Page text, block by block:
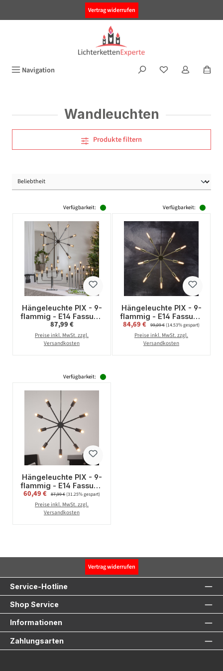
Vertrag widerrufen
Navigation
Wandleuchten
Produkte filtern
Verfügbarkeit:
Hängeleuchte PIX - 9-
flammig - E14 Fassung
- H: 56cm, L: 50cm -
silber
Regulärer Preis:
87,99 €
Preise inkl. MwSt. zzgl.
Versandkosten
Verfügbarkeit:
Hängeleuchte PIX - 9-
flammig - E14 Fassung
- H: 56cm, L: 50cm -
goldfarben
Verkaufspreis:
84,69 € Regulärer Preis:
99,09 €(14.53% gespart)
Preise inkl. MwSt. zzgl.
Versandkosten
Verfügbarkeit:
Hängeleuchte PIX - 9-
flammig - E14 Fassung
- H: 56cm, L: 50cm -
schwarz
Verkaufspreis:
60,49 € Regulärer Preis:
87,99 €(31.25% gespart)
Preise inkl. MwSt. zzgl.
Versandkosten
Vertrag widerrufen
Service-Hotline
Shop Service
Informationen
Zahlungsarten